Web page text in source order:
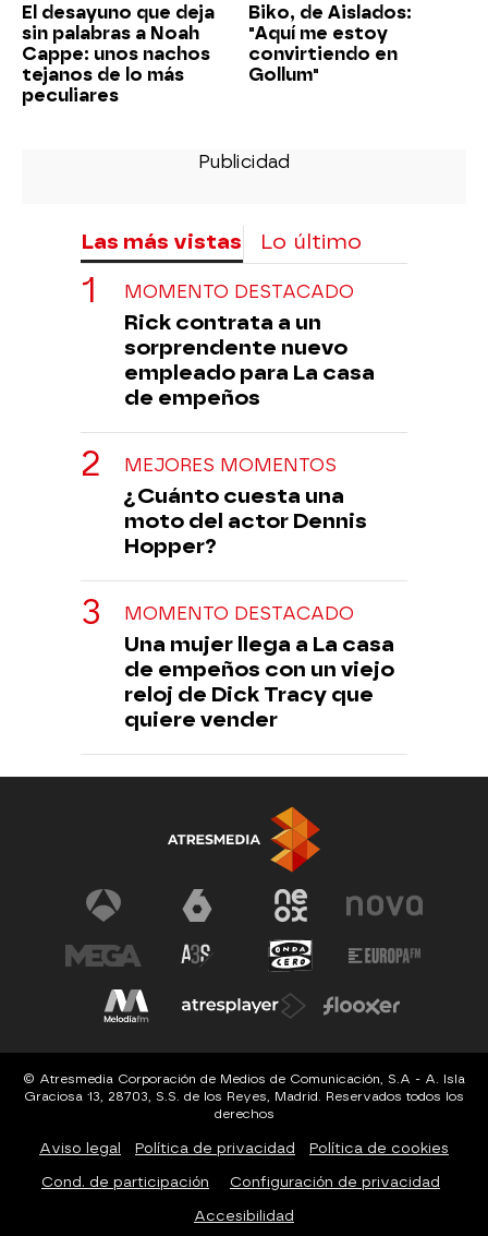
El desayuno que deja
sin palabras a Noah
Cappe: unos nachos
tejanos de lo más
peculiares
Biko, de Aislados:
"Aquí me estoy
convirtiendo en
Gollum"
Las más vistas Lo último
MOMENTO DESTACADO
Rick contrata a un
sorprendente nuevo
empleado para La casa
de empeños
MEJORES MOMENTOS
¿Cuánto cuesta una
moto del actor Dennis
Hopper?
MOMENTO DESTACADO
Una mujer llega a La casa
de empeños con un viejo
reloj de Dick Tracy que
quiere vender
© Atresmedia Corporación de Medios de Comunicación, S.A - A. Isla
Graciosa 13, 28703, S.S. de los Reyes, Madrid. Reservados todos los
derechos
Aviso legal Política de privacidad Política de cookies
Cond. de participación Configuración de privacidad
Accesibilidad